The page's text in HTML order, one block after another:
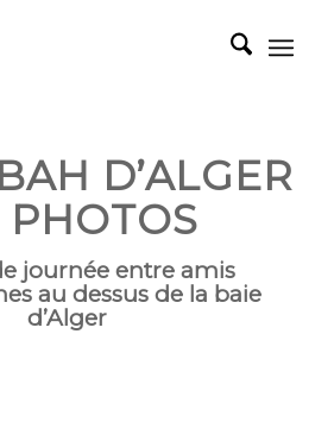
D’ALGER
PHOTOS
journée entre amis
au dessus de la baie
d’Alger